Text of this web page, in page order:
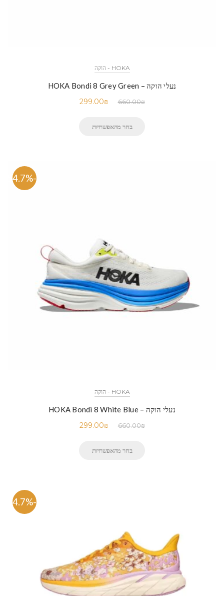
HOKA - הוקה
נעלי הוקה – HOKA Bondi 8 Grey Green
660.00₪
299.00₪
בחר מהאפשרויות
-54.7%
HOKA - הוקה
נעלי הוקה – HOKA Bondi 8 White Blue
660.00₪
299.00₪
בחר מהאפשרויות
-54.7%